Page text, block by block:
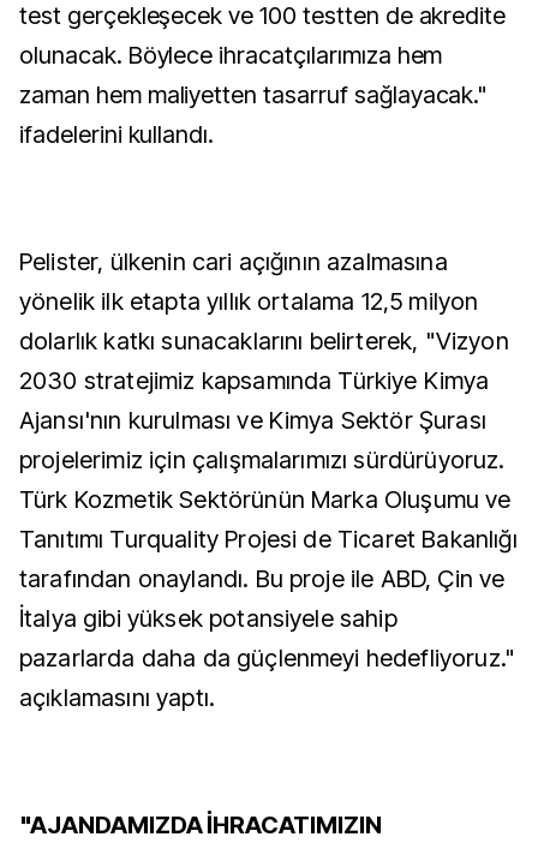
test gerçekleşecek ve 100 testten de akredite
olunacak. Böylece ihracatçılarımıza hem
zaman hem maliyetten tasarruf sağlayacak."
ifadelerini kullandı.
Pelister, ülkenin cari açığının azalmasına
yönelik ilk etapta yıllık ortalama 12,5 milyon
dolarlık katkı sunacaklarını belirterek, "Vizyon
2030 stratejimiz kapsamında Türkiye Kimya
Ajansı'nın kurulması ve Kimya Sektör Şurası
projelerimiz için çalışmalarımızı sürdürüyoruz.
Türk Kozmetik Sektörünün Marka Oluşumu ve
Tanıtımı Turquality Projesi de Ticaret Bakanlığı
tarafından onaylandı. Bu proje ile ABD, Çin ve
İtalya gibi yüksek potansiyele sahip
pazarlarda daha da güçlenmeyi hedefliyoruz."
açıklamasını yaptı.
"AJANDAMIZDA İHRACATIMIZIN